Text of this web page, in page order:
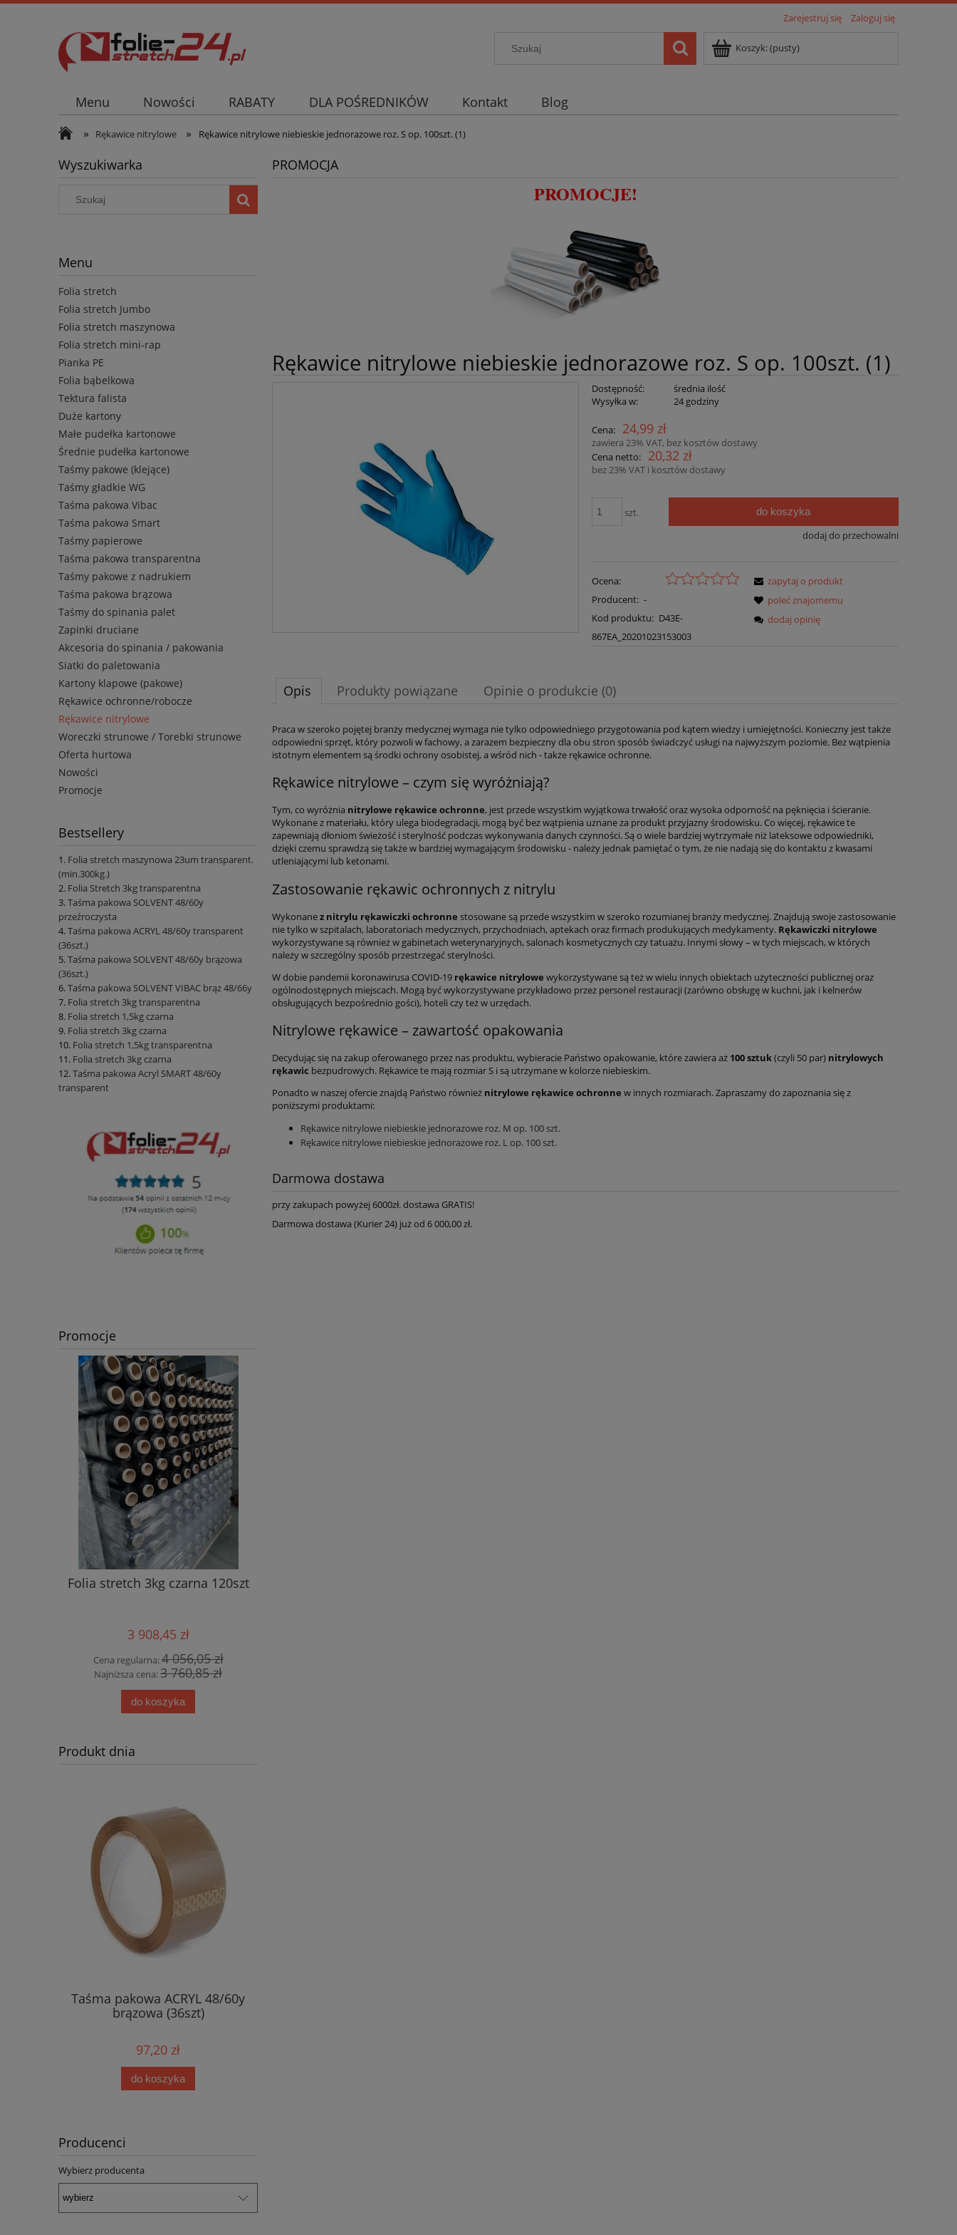
Zarejestruj się Zaloguj się
Koszyk:(pusty)
Menu Nowości RABATY DLA POŚREDNIKÓW Kontakt Blog
» Rękawice nitrylowe » Rękawice nitrylowe niebieskie jednorazowe roz. S op. 100szt. (1)
Wyszukiwarka
Menu
Folia stretch
Folia stretch Jumbo
Folia stretch maszynowa
Folia stretch mini-rap
Pianka PE
Folia bąbelkowa
Tektura falista
Duże kartony
Małe pudełka kartonowe
Średnie pudełka kartonowe
Taśmy pakowe (klejące)
Taśmy gładkie WG
Taśma pakowa Vibac
Taśma pakowa Smart
Taśmy papierowe
Taśma pakowa transparentna
Taśmy pakowe z nadrukiem
Taśma pakowa brązowa
Taśmy do spinania palet
Zapinki druciane
Akcesoria do spinania / pakowania
Siatki do paletowania
Kartony klapowe (pakowe)
Rękawice ochronne/robocze
Rękawice nitrylowe
Woreczki strunowe / Torebki strunowe
Oferta hurtowa
Nowości
Promocje
Bestsellery
Folia stretch maszynowa 23um transparent.
(min.300kg.)
Folia Stretch 3kg transparentna
Taśma pakowa SOLVENT 48/60y
przeźroczysta
Taśma pakowa ACRYL 48/60y transparent
(36szt.)
Taśma pakowa SOLVENT 48/60y brązowa
(36szt.)
Taśma pakowa SOLVENT VIBAC brąz 48/66y
Folia stretch 3kg transparentna
Folia stretch 1,5kg czarna
Folia stretch 3kg czarna
Folia stretch 1,5kg transparentna
Folia stretch 3kg czarna
Taśma pakowa Acryl SMART 48/60y
transparent
Promocje
Folia stretch 3kg czarna 120szt
3 908,45 zł
Cena regularna:4 056,05 zł
Najniższa cena:3 760,85 zł
do koszyka
Produkt dnia
Taśma pakowa ACRYL 48/60y
brązowa (36szt)
97,20 zł
do koszyka
Producenci
Wybierz producenta
PROMOCJA
PROMOCJE!
Rękawice nitrylowe niebieskie jednorazowe roz. S op. 100szt. (1)
Dostępność:
średnia ilość
Wysyłka w:
24 godziny
Cena: 24,99 zł
zawiera 23% VAT, bez kosztów dostawy
Cena netto:
20,32 zł
bez 23% VAT i kosztów dostawy
szt. do koszyka
dodaj do przechowalni
Ocena:
Producent: -
Kod produktu: D43E-
867EA_20201023153003
zapytaj o produkt
poleć znajomemu
dodaj opinię
Opis Produkty powiązane Opinie o produkcie (0)
Praca w szeroko pojętej branży medycznej wymaga nie tylko odpowiedniego przygotowania pod kątem wiedzy i umiejętności. Konieczny jest także
odpowiedni sprzęt, który pozwoli w fachowy, a zarazem bezpieczny dla obu stron sposób świadczyć usługi na najwyższym poziomie. Bez wątpienia
istotnym elementem są środki ochrony osobistej, a wśród nich - także rękawice ochronne.
Rękawice nitrylowe – czym się wyróżniają?
Tym, co wyróżnia nitrylowe rękawice ochronne, jest przede wszystkim wyjątkowa trwałość oraz wysoka odporność na pęknięcia i ścieranie.
Wykonane z materiału, który ulega biodegradacji, mogą być bez wątpienia uznane za produkt przyjazny środowisku. Co więcej, rękawice te
zapewniają dłoniom świeżość i sterylność podczas wykonywania danych czynności. Są o wiele bardziej wytrzymałe niż lateksowe odpowiedniki,
dzięki czemu sprawdzą się także w bardziej wymagającym środowisku - należy jednak pamiętać o tym, że nie nadają się do kontaktu z kwasami
utleniającymi lub ketonami.
Zastosowanie rękawic ochronnych z nitrylu
Wykonanez nitrylu rękawiczki ochronne stosowane są przede wszystkim w szeroko rozumianej branży medycznej. Znajdują swoje zastosowanie
nie tylko w szpitalach, laboratoriach medycznych, przychodniach, aptekach oraz firmach produkujących medykamenty. Rękawiczki nitrylowe
wykorzystywane są również w gabinetach weterynaryjnych, salonach kosmetycznych czy tatuażu. Innymi słowy – w tych miejscach, w których
należy w szczególny sposób przestrzegać sterylności.
W dobie pandemii koronawirusa COVID-19 rękawice nitrylowe wykorzystywane są też w wielu innych obiektach użyteczności publicznej oraz
ogólnodostępnych miejscach. Mogą być wykorzystywane przykładowo przez personel restauracji (zarówno obsługę w kuchni, jak i kelnerów
obsługujących bezpośrednio gości), hoteli czy też w urzędach.
Nitrylowe rękawice – zawartość opakowania
Decydując się na zakup oferowanego przez nas produktu, wybieracie Państwo opakowanie, które zawiera aż 100 sztuk(czyli 50 par) nitrylowych
rękawic bezpudrowych. Rękawice te mają rozmiar S i są utrzymane w kolorze niebieskim.
Ponadto w naszej ofercie znajdą Państwo również nitrylowe rękawice ochronne w innych rozmiarach. Zapraszamy do zapoznania się z
poniższymi produktami:
Rękawice nitrylowe niebieskie jednorazowe roz. M op. 100 szt.
Rękawice nitrylowe niebieskie jednorazowe roz. L op. 100 szt.
Darmowa dostawa
przy zakupach powyżej 6000zł. dostawa GRATIS!
Darmowa dostawa (Kurier 24) już od 6 000,00 zł.